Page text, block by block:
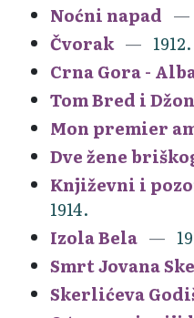
Noćni napad
Čvorak
1912.
Crna Gora -
Tom Bred i
Mon premier
Dve žene
Književni i
1914.
Izola Bela
Smrt Jovana
Skerlićeva